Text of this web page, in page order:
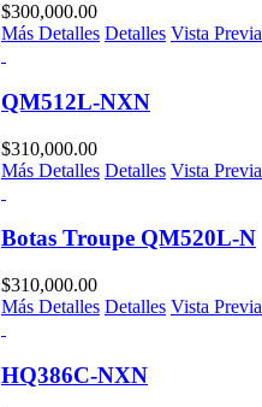
$300,000.00
Más Detalles Detalles Vista Previa
QM512L-NXN
$310,000.00
Más Detalles Detalles Vista Previa
Botas Troupe QM520L-N
$310,000.00
Más Detalles Detalles Vista Previa
HQ386C-NXN